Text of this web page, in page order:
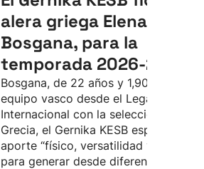
alera griega Elena
Bosgana, para la
temporada 2026-2027
Bosgana, de 22 años y 1,90, llega al
equipo vasco desde el Leganés.
Internacional con la selección de
Grecia, el Gernika KESB espera que
aporte “físico, versatilidad y
para generar desde diferentes